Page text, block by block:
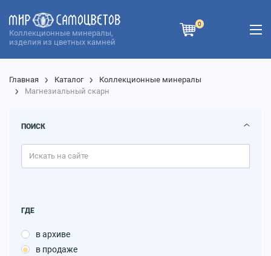
Коллекционные минералы,
изделия из цветных камней
0
Главная Каталог
Коллекционные минералы
Магнезиальный скарн
ПОИСК
ГДЕ
в архиве
в продаже